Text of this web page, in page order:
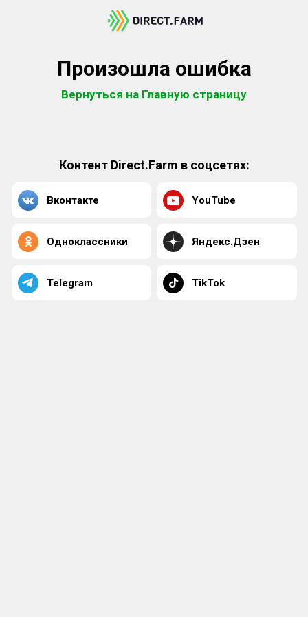
Произошла ошибка
Вернуться на Главную страницу
Контент Direct.Farm в соцсетях:
Вконтакте YouTube
Одноклассники Яндекс.Дзен
Telegram TikTok